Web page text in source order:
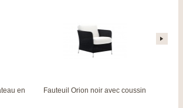
en
Fauteuil Orion noir avec coussin